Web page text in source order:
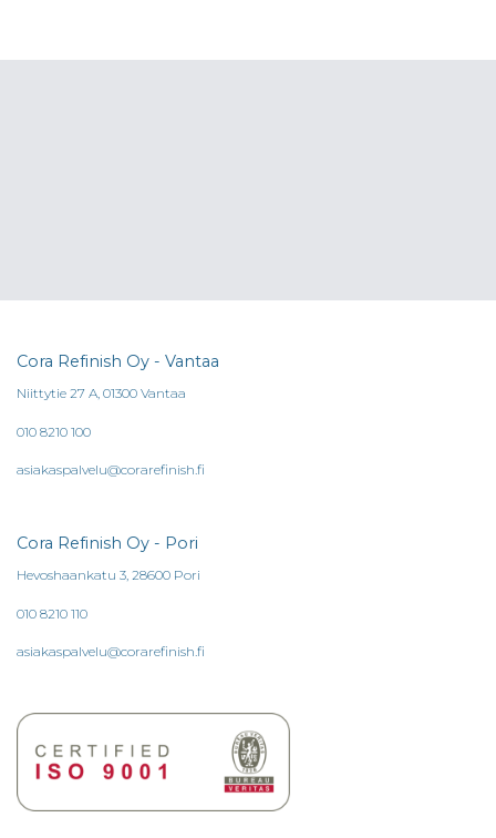
Cora Refinish Oy - Vantaa
Niittytie 27 A, 01300 Vantaa
010 8210 100
asiakaspalvelu@corarefinish.fi
Cora Refinish Oy - Pori
Hevoshaankatu 3, 28600 Pori
010 8210 110
asiakaspalvelu@corarefinish.fi